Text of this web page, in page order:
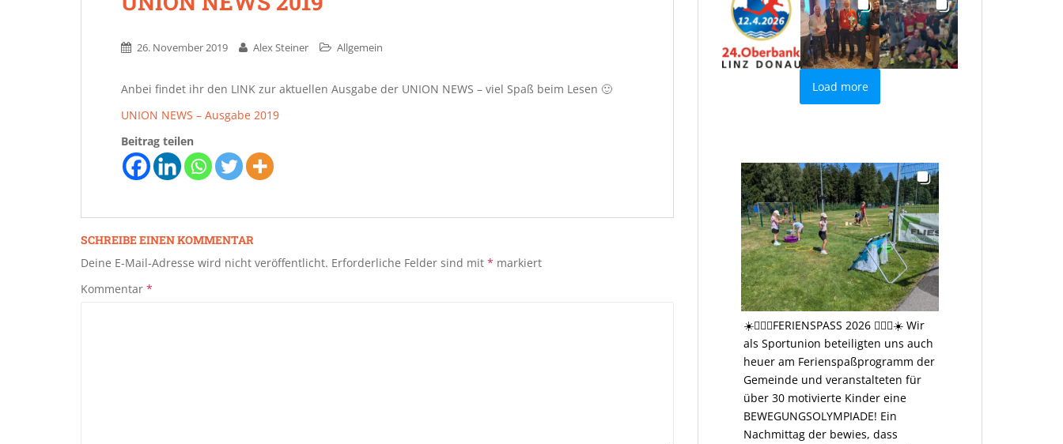
26. November 2019 Alex Steiner Allgemein
Anbei findet ihr den LINK zur aktuellen Ausgabe der UNION NEWS – viel Spaß beim Lesen 🙂
UNION NEWS – Ausgabe 2019
Beitrag teilen
SCHREIBE EINEN KOMMENTAR
Deine E-Mail-Adresse wird nicht veröffentlicht. Erforderliche Felder sind mit * markiert
Kommentar *
Load more
☀️🤸🏻‍♂️FERIENSPASS 2026 🤸🏻‍♂️☀️ Wir
als Sportunion beteiligten uns auch
heuer am Ferienspaßprogramm der
Gemeinde und veranstalteten für
über 30 motivierte Kinder eine
BEWEGUNGSOLYMPIADE! Ein
Nachmittag der bewies, dass